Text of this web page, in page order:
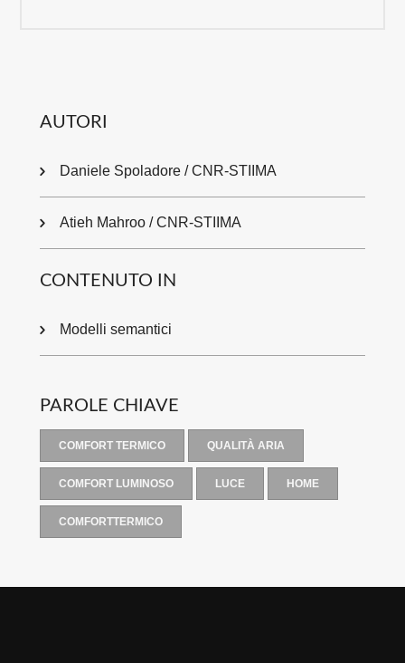
AUTORI
Daniele Spoladore / CNR-STIIMA
Atieh Mahroo / CNR-STIIMA
CONTENUTO IN
Modelli semantici
PAROLE CHIAVE
COMFORT TERMICO QUALITÀ ARIA
COMFORT LUMINOSO LUCE HOME
COMFORTTERMICO